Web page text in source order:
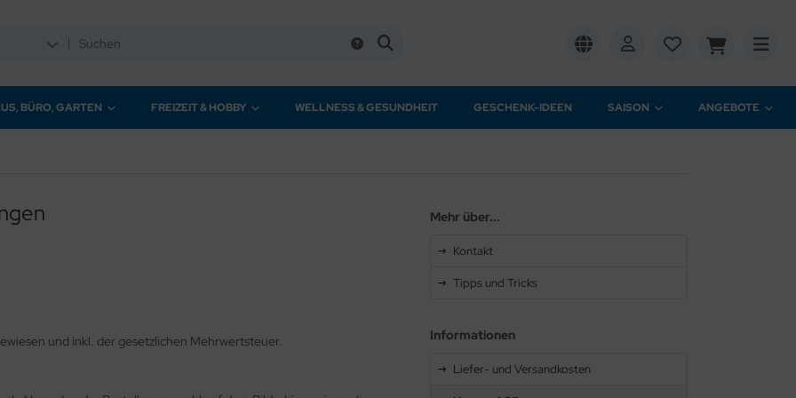
BÜRO, GARTEN FREIZEIT & HOBBY WELLNESS & GESUNDHEIT GESCHENK-IDEEN SAISON ANGEBOTE
und inkl. der gesetzlichen Mehrwertsteuer.
Mehr über...
Kontakt
Tipps und Tricks
Informationen
Liefer- und Versandkosten